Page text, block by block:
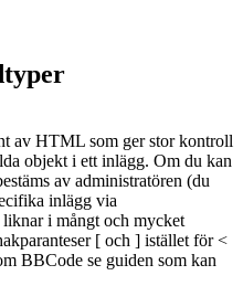
av HTML som ger stor kontroll
objekt i ett inlägg. Om du kan
av administratören (du
inlägg via
i mångt och mycket
[ och ] istället för <
BBCode se guiden som kan